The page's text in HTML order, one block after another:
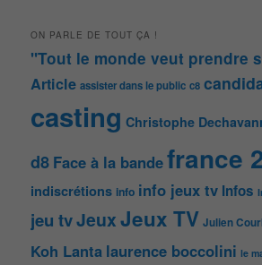
ON PARLE DE TOUT ÇA !
"Tout le monde veut prendre
Article assister dans le public c8
casting Christophe
d8 Face à la bandefrance
indiscrétions info info jeux tv Infos
jeu tvJeuxJeux TV Julien
Koh Lanta laurence boccolini le